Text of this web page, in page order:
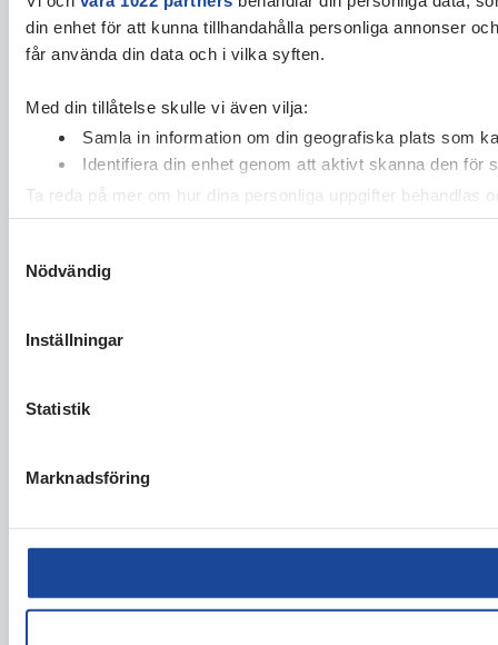
din enhet för att kunna tillhandahålla personliga annonser
får använda din data och i vilka syften.
Med din tillåtelse skulle vi även vilja:
Samla in information om din geografiska plats som
Identifiera din enhet genom att aktivt skanna den för
Ta reda på mer om hur dina personliga uppgifter behandlas
cookie-förklaringen.
Vi använder enhetsidentifierare för att anpassa innehållet
Nödvändig
Inställningar
Statistik
Marknadsföring